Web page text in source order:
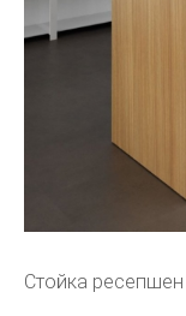
Стойка